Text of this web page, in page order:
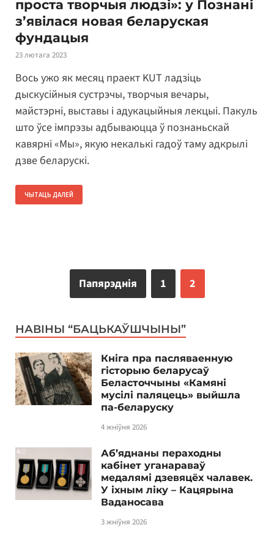
проста творчыя людзі»: у Познані
з’явілася новая беларуская
фундацыя
23 лютага 2023
Вось ужо як месяц праект KUT ладзіць
дыскусійныя сустрэчы, творчыя вечары,
майстэрні, выставы і адукацыйныя лекцыі. Пакуль
што ўсе імпрэзы адбываюцца ў познаньскай
кавярні «Мы», якую некалькі гадоў таму адкрылі
дзве беларускі.
ЧЫТАЦЬ ДАЛЕЙ
Папярэднія 1 2
НАВІНЫ “БАЦЬКАЎШЧЫНЫ”
Кніга пра пасляваенную
гісторыю беларусаў
Беласточчыны «Камяні
мусілі паляцець» выйшла
па-беларуску
4 жніўня 2026
Аб’яднаны пераходны
кабінет уганараваў
медалямі дзевяцёх чалавек.
У іхным ліку – Кацярына
Ваданосава
3 жніўня 2026